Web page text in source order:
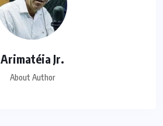
Arimatéia Jr.
About Author